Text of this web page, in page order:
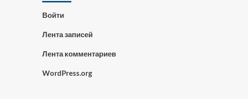
Войти
Лента записей
Лента комментариев
WordPress.org